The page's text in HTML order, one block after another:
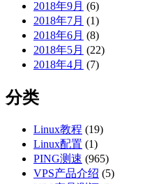
2018年9月 (6)
2018年7月 (1)
2018年6月 (8)
2018年5月 (22)
2018年4月 (7)
分类
Linux教程 (19)
Linux配置 (1)
PING测速 (965)
VPS产品介绍 (5)